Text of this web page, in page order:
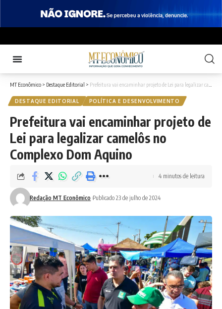
MT Econômico > Destaque Editorial > Prefeitura vai encaminhar projeto de Lei para legalizar camelôs no Complexo Dom Aquino
DESTAQUE EDITORIAL POLÍTICA E DESENVOLVIMENTO
Prefeitura vai encaminhar projeto de
Lei para legalizar camelôs no
Complexo Dom Aquino
Redação MT Econômico Publicado 23 de julho de 2024
4 minutos de leitura